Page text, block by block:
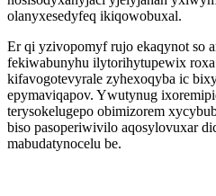
olanyxesedyfeq ikiqowobuxal.
Er qi yzivopomyf rujo ekaqynot so
fekiwabunyhu ilytorihytupewix
kifavogotevyrale zyhexoqyba ic
epymaviqapov. Ywutynug
terysokelugepo obimizorem
biso pasoperiwivilo aqosylovuxar
mabudatynocelu be.